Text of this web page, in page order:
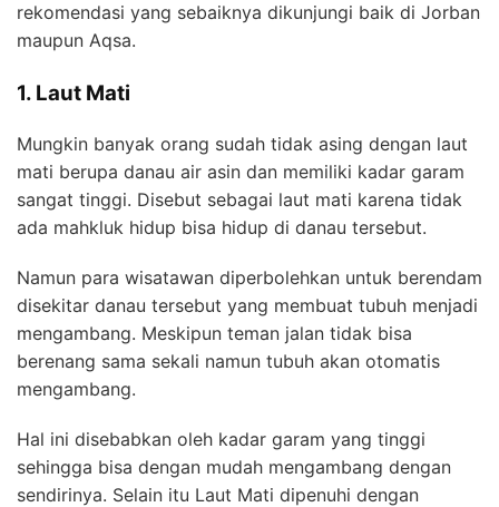
rekomendasi yang sebaiknya dikunjungi baik di Jorban
maupun Aqsa.
1. Laut Mati
Mungkin banyak orang sudah tidak asing dengan laut
mati berupa danau air asin dan memiliki kadar garam
sangat tinggi. Disebut sebagai laut mati karena tidak
ada mahkluk hidup bisa hidup di danau tersebut.
Namun para wisatawan diperbolehkan untuk berendam
disekitar danau tersebut yang membuat tubuh menjadi
mengambang. Meskipun teman jalan tidak bisa
berenang sama sekali namun tubuh akan otomatis
mengambang.
Hal ini disebabkan oleh kadar garam yang tinggi
sehingga bisa dengan mudah mengambang dengan
sendirinya. Selain itu Laut Mati dipenuhi dengan